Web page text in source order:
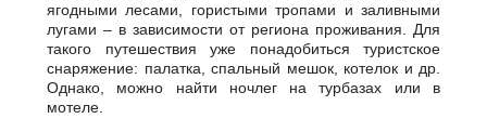
ягодными лесами, гористыми тропами и заливными
лугами – в зависимости от региона проживания. Для
такого путешествия уже понадобиться туристское
снаряжение: палатка, спальный мешок, котелок и др.
Однако, можно найти ночлег на турбазах или в
мотеле.